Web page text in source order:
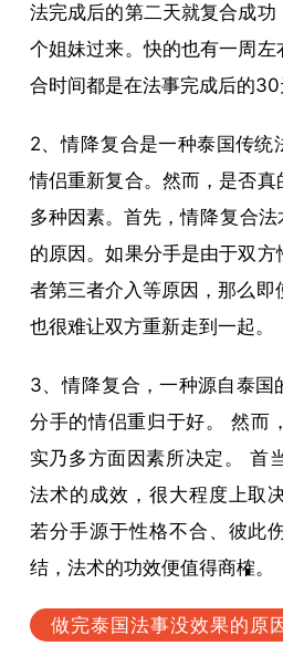
法完成后的第二天就复合成
个姐妹过来。快的也有一周左
合时间都是在法事完成后的30
2、情降复合是一种泰国传统
情侣重新复合。然而，是否
多种因素。首先，情降复合法
的原因。如果分手是由于双
者第三者介入等原因，那么即
也很难让双方重新走到一起。
3、情降复合，一种源自泰国
分手的情侣重归于好。 然而
实乃多方面因素所决定。 首
法术的成效，很大程度上取
若分手源于性格不合、彼此
结，法术的功效便值得商榷。
做完泰国法事没效果的原